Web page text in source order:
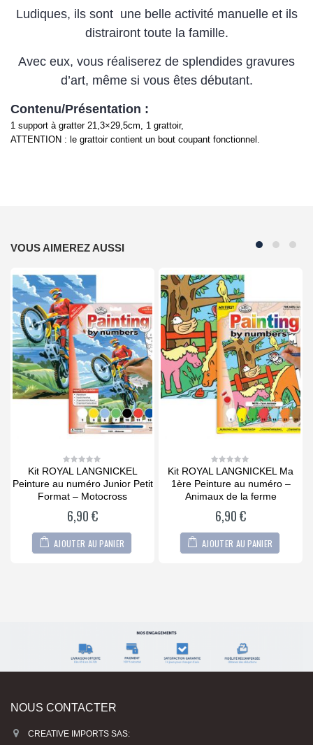
Ludiques, ils sont une belle activité manuelle et ils
distrairont toute la famille.
Avec eux, vous réaliserez de splendides gravures
d’art, même si vous êtes débutant.
Contenu/Présentation :
1 support à gratter 21,3×29,5cm, 1 grattoir,
ATTENTION : le grattoir contient un bout coupant fonctionnel.
VOUS AIMEREZ AUSSI
0
of
5
Kit ROYAL LANGNICKEL Ma
1ère Peinture au numéro –
Animaux de la ferme
6,90€
AJOUTER AU PANIER
of
5
COFFRET Bois Peinture
Aquarelle 25 pièces
ROYAL®LANGNICKEL
34,90€
AJOUTER AU PANIER
NOUS CONTACTER
CREATIVE IMPORTS SAS: